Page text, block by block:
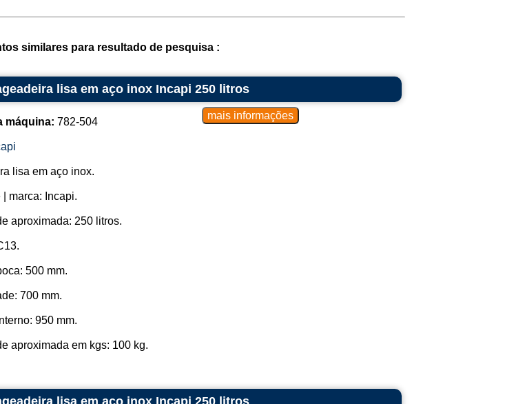
similares para resultado de pesquisa :
lisa em aço inox Incapi 250 litros
máquina: 782-504
lisa em aço inox.
| marca: Incapi.
aproximada: 250 litros.
500 mm.
700 mm.
950 mm.
aproximada em kgs: 100 kg.
lisa em aço inox Incapi 250 litros